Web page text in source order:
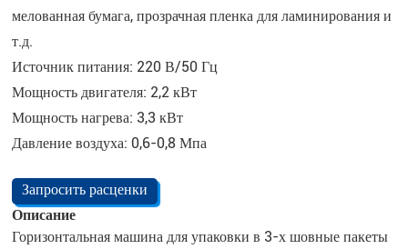
мелованная бумага, прозрачная пленка для ламинирования и
т.д.
Источник питания: 220 В/50 Гц
Мощность двигателя: 2,2 кВт
Мощность нагрева: 3,3 кВт
Давление воздуха: 0,6-0,8 Мпа
Запросить расценки
Описание
Горизонтальная машина для упаковки в 3-х шовные пакеты